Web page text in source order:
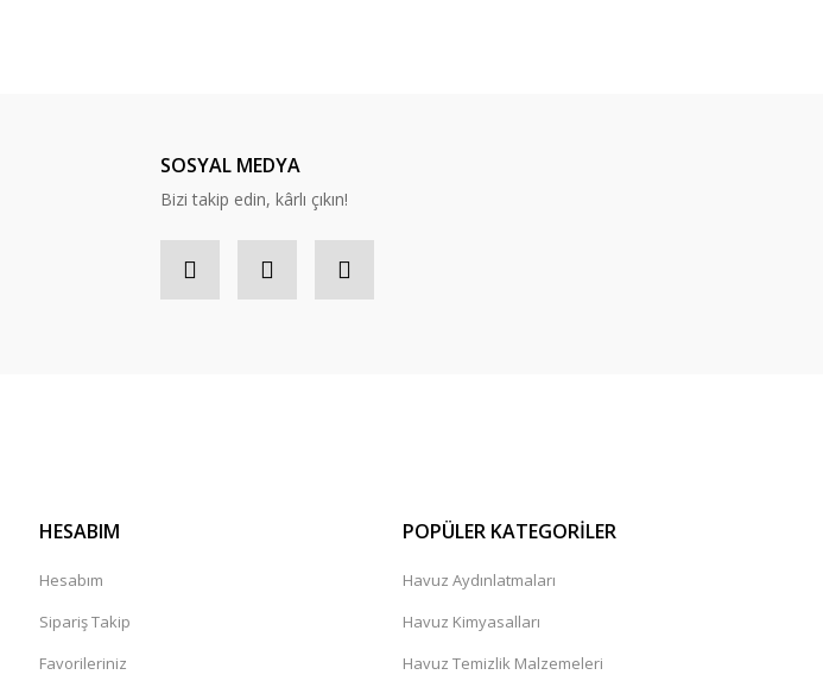
SOSYAL MEDYA
Bizi takip edin, kârlı çıkın!
HESABIM
Hesabım
Sipariş Takip
Favorileriniz
POPÜLER KATEGORİLER
Havuz Aydınlatmaları
Havuz Kimyasalları
Havuz Temizlik Malzemeleri